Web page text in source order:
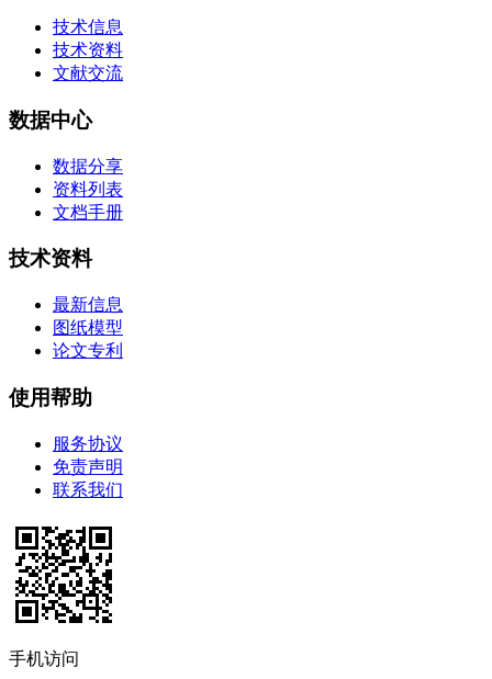
技术信息
技术资料
文献交流
数据中心
数据分享
资料列表
文档手册
技术资料
最新信息
图纸模型
论文专利
使用帮助
服务协议
免责声明
联系我们
手机访问